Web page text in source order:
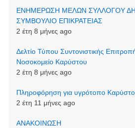
ΕΝΗΜΕΡΩΣΗ ΜΕΛΩΝ ΣΥΛΛΟΓΟΥ
ΣΥΜΒΟΥΛΙΟ ΕΠΙΚΡΑΤΕΙΑΣ
2 έτη 8 μήνες ago
Δελτίο Τύπου Συντονιστικής
Νοσοκομείο Καρύστου
2 έτη 8 μήνες ago
Πληροφόρηση για υγρότοπο
2 έτη 11 μήνες ago
ΑΝΑΚΟΙΝΩΣΗ